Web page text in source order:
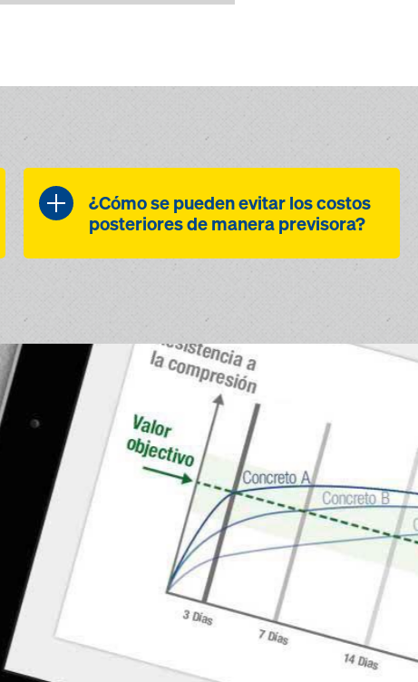
¿Cómo se pueden evitar los costos
posteriores de manera previsora?
Gracias a las mediciones
elemento, usted podrá reaccionar
y adoptar las medidas pertinentes
para garantizar la calidad de su
concreto. Concremote también
puede certificar la duración del
curado necesaria para el
aseguramiento de la calidad.